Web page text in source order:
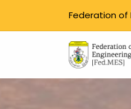
Federation of